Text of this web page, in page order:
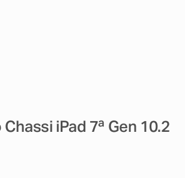
Chassi iPad 7ª Gen 10.2